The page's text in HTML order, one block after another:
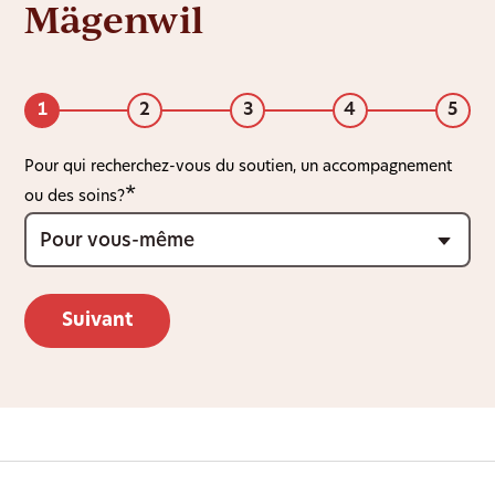
Mägenwil
1 2 3 4 5
Pour qui recherchez-vous du soutien, un accompagnement
ou des soins?